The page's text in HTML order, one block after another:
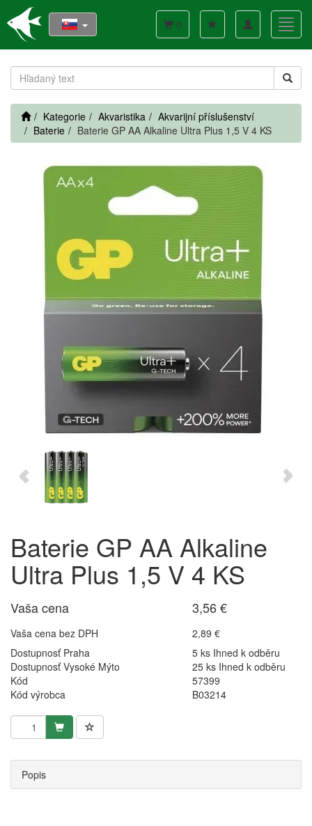
Toggle
navigation
0
Kategorie Akvaristika
Akvarijní příslušenství
Baterie
Baterie GP AA Alkaline Ultra Plus 1,5 V 4 KS
Baterie GP AA Alkaline
Ultra Plus 1,5 V 4 KS
Vaša cena 3,56 €
Vaša cena bez DPH
2,89 €
Dostupnosť Praha
5 ks Ihned k odběru
Dostupnosť Vysoké Mýto
25 ks Ihned k odběru
Kód
57399
Kód výrobca
B03214
Popis